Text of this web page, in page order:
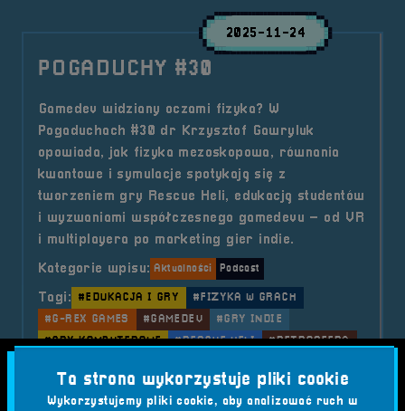
2025-11-24
POGADUCHY #30
Gamedev widziany oczami fizyka? W
Pogaduchach #30 dr Krzysztof Gawryluk
opowiada, jak fizyka mezoskopowa, równania
kwantowe i symulacje spotykają się z
tworzeniem gry Rescue Heli, edukacją studentów
i wyzwaniami współczesnego gamedevu – od VR
i multiplayera po marketing gier indie.
Kategorie wpisu: Aktualności Podcast
Tagi: #EDUKACJA I GRY
#FIZYKA W GRACH
#G-REX GAMES
#GAMEDEV
#GRY INDIE
#GRY KOMPUTEROWE
#RESCUE HELI
#RETROSFERA
#VR I MULTIPLAYER
Ta strona wykorzystuje pliki cookie
Wykorzystujemy pliki cookie, aby analizować ruch w